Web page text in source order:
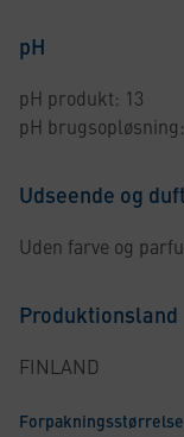
pH
pH produkt: 13
pH
Udseende og duft
Uden farve og
Produktionsland
FINLAND
Forpakningsstørrelse